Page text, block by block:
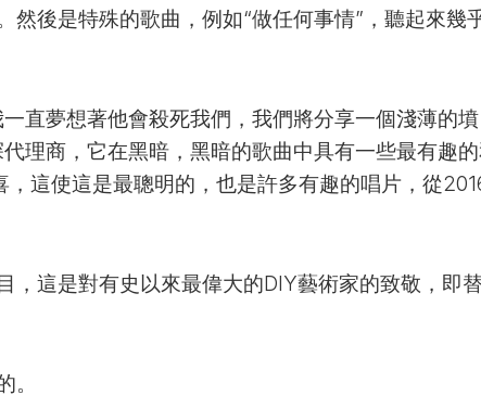
然後是特殊的歌曲，例如“做任何事情”，聽起來幾
直夢想著他會殺死我們，我們將分享一個淺薄的墳
理商，它在黑暗，黑暗的歌曲中具有一些最有趣
這使這是最聰明的，也是許多有趣的唱片，從
，這是對有史以來最偉大的DIY藝術家的致敬，即
。